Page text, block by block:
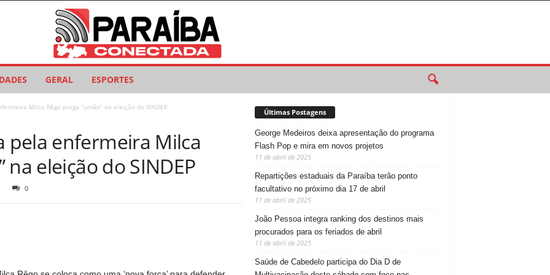
GERAL ESPORTES
Milca Rêgo prega “união” na eleição do SINDEP
pela enfermeira Milca
na eleição do SINDEP
0
Últimas Postagens
George Medeiros deixa apresentação do programa
Flash Pop e mira em novos projetos
11 de abril de 2025
Repartições estaduais da Paraíba terão ponto
facultativo no próximo dia 17 de abril
11 de abril de 2025
João Pessoa integra ranking dos destinos mais
procurados para os feriados de abril
11 de abril de 2025
Saúde de Cabedelo participa do Dia D de